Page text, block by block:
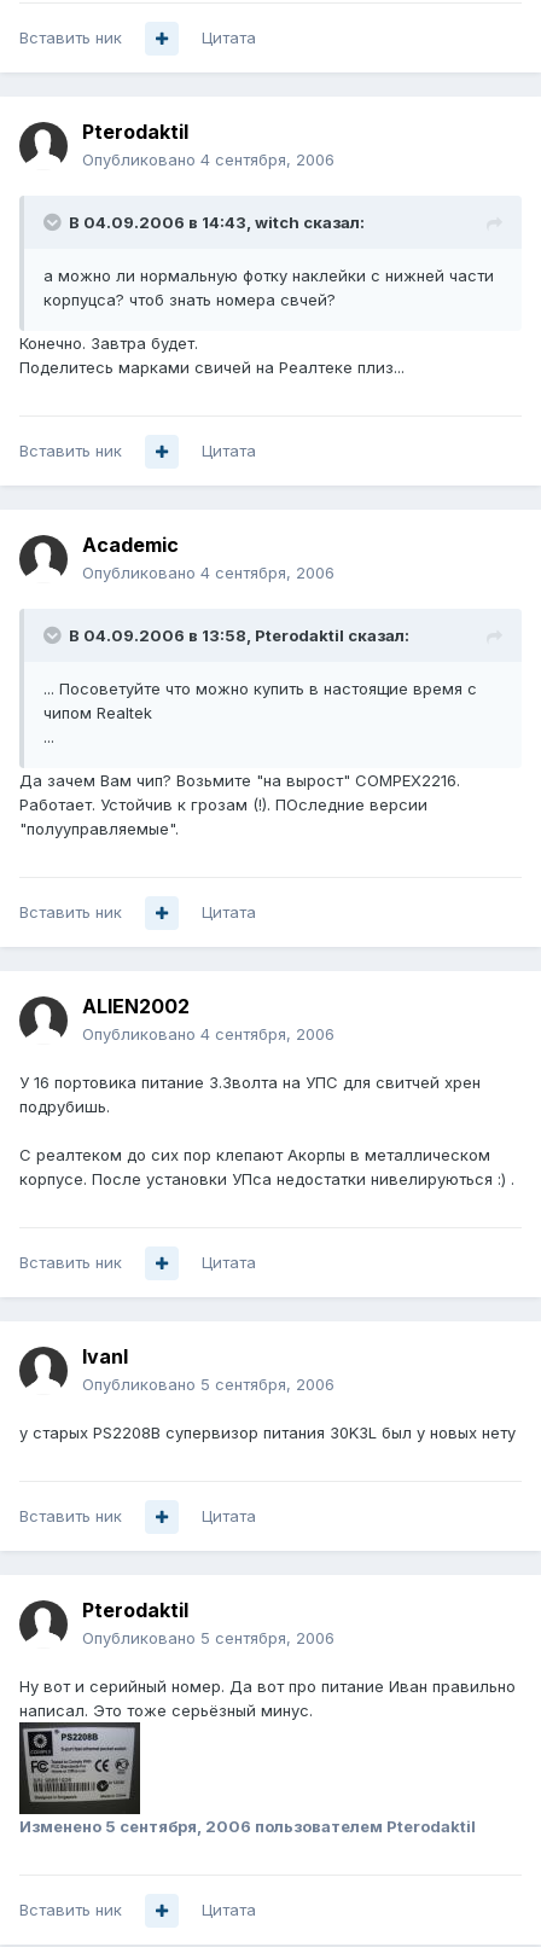
Вставить ник Цитата
Pterodaktil
Опубликовано 4 сентября, 2006
В 04.09.2006 в 14:43, witch сказал:
а можно ли нормальную фотку наклейки с нижней части
корпуцса? чтоб знать номера свчей?
Конечно. Завтра будет.
Поделитесь марками свичей на Реалтеке плиз...
Вставить ник Цитата
Academic
Опубликовано 4 сентября, 2006
В 04.09.2006 в 13:58, Pterodaktil сказал:
... Посоветуйте что можно купить в настоящие время с
чипом Realtek
...
Да зачем Вам чип? Возьмите "на вырост" COMPEX2216.
Работает. Устойчив к грозам (!). ПОследние версии
"полууправляемые".
Вставить ник Цитата
ALIEN2002
Опубликовано 4 сентября, 2006
У 16 портовика питание 3.3волта на УПС для свитчей хрен
подрубишь.
С реалтеком до сих пор клепают Акорпы в металлическом
корпусе. После установки УПса недостатки нивелируються :) .
Вставить ник Цитата
IvanI
Опубликовано 5 сентября, 2006
у старых PS2208B супервизор питания 30K3L был у новых нету
Вставить ник Цитата
Pterodaktil
Опубликовано 5 сентября, 2006
Ну вот и серийный номер. Да вот про питание Иван правильно
написал. Это тоже серьёзный минус.
Изменено 5 сентября, 2006 пользователем Pterodaktil
Вставить ник Цитата